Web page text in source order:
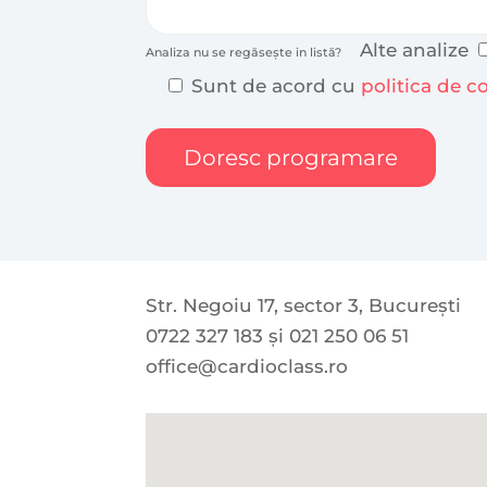
Analiza nu se regăsește in listă?
Alte analize
Sunt de acord cu politica de
Str. Negoiu 17, sector 3, București
0722 327 183 și 021 250 06 51
office@cardioclass.ro